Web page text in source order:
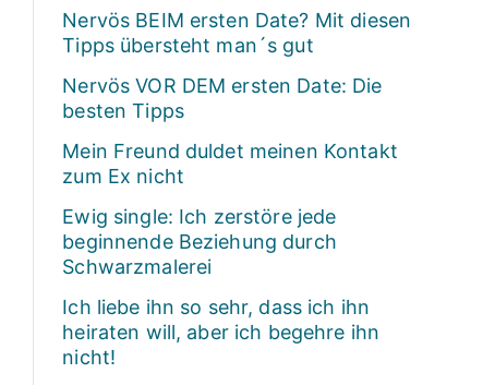
Nervös BEIM ersten Date? Mit diesen
Tipps übersteht man´s gut
Nervös VOR DEM ersten Date: Die
besten Tipps
Mein Freund duldet meinen Kontakt
zum Ex nicht
Ewig single: Ich zerstöre jede
beginnende Beziehung durch
Schwarzmalerei
Ich liebe ihn so sehr, dass ich ihn
heiraten will, aber ich begehre ihn
nicht!